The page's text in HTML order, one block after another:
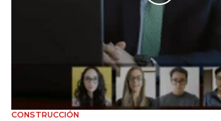
CONSTRUCCIÓN